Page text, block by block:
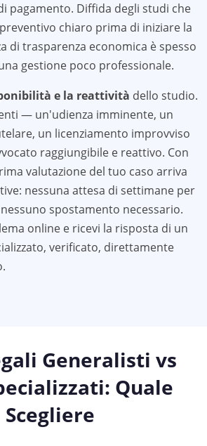
pagamento. Diffida degli studi che
chiaro prima di iniziare la
di trasparenza economica è spesso
gestione poco professionale.
e la reattività dello studio.
— un'udienza imminente, un
un licenziamento improvviso
raggiungibile e reattivo. Con
valutazione del tuo caso arriva
nessuna attesa di settimane per
spostamento necessario.
online e ricevi la risposta di un
verificato, direttamente
.
Generalisti vs
Quale
Scegliere